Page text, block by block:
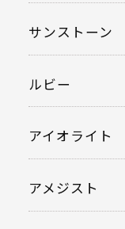
サンストーン
ルビー
アイオライト
アメジスト